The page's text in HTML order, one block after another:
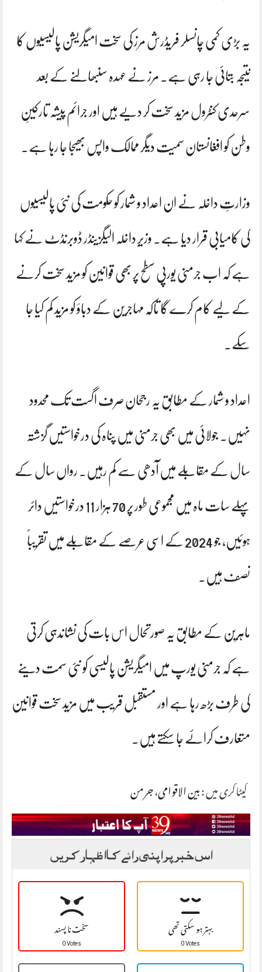
یہ بڑی کمی چانسلر فریڈرش مرز کی سخت امیگریشن پالیسیوں کا
نتیجہ بتائی جا رہی ہے۔ مرز نے عہدہ سنبھالنے کے بعد
سرحدی کنٹرول مزید سخت کر دیے ہیں اور جرائم پیشہ تارکینِ
وطن کو افغانستان سمیت دیگر ممالک واپس بھیجا جا رہا ہے۔
وزارتِ داخلہ نے ان اعداد و شمار کو حکومت کی نئی پالیسیوں
کی کامیابی قرار دیا ہے۔ وزیرِ داخلہ الیگزینڈر ڈوبرنڈٹ نے کہا
ہے کہ اب جرمنی یورپی سطح پر بھی قوانین کو مزید سخت کرنے
کے لیے کام کرے گا تاکہ مہاجرین کے دباؤ کو مزید کم کیا جا
سکے۔
اعداد و شمار کے مطابق یہ رجحان صرف اگست تک محدود
نہیں۔ جولائی میں بھی جرمنی میں پناہ کی درخواستیں گزشتہ
سال کے مقابلے میں آدھی سے کم رہیں۔ رواں سال کے
پہلے سات ماہ میں مجموعی طور پر 70 ہزار 11 درخواستیں دائر
ہوئیں، جو 2024 کے اسی عرصے کے مقابلے میں تقریباً
نصف ہیں۔
ماہرین کے مطابق یہ صورتحال اس بات کی نشاندہی کرتی
ہے کہ جرمنی یورپ میں امیگریشن پالیسی کو نئی سمت دینے
کی طرف بڑھ رہا ہے اور مستقبل قریب میں مزید سخت قوانین
متعارف کرائے جا سکتے ہیں۔
کیٹاگری میں :بین الاقوامی،جرمن
اس خبر پر اپنی رائے کا اظہار کریں
سخت نا پسند
0 Votes بہتر ہو سکتی تھی
0 Votes